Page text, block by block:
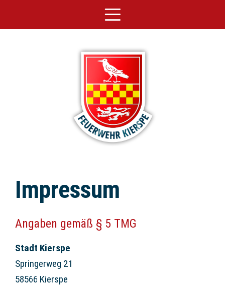
Impressum
Angaben gemäß § 5 TMG
Stadt Kierspe
Springerweg 21
58566 Kierspe